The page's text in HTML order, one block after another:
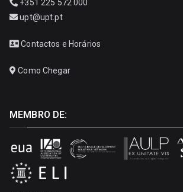
+351 225 572 000
upt@upt.pt
Contactos e Horários
Como Chegar
MEMBRO DE: